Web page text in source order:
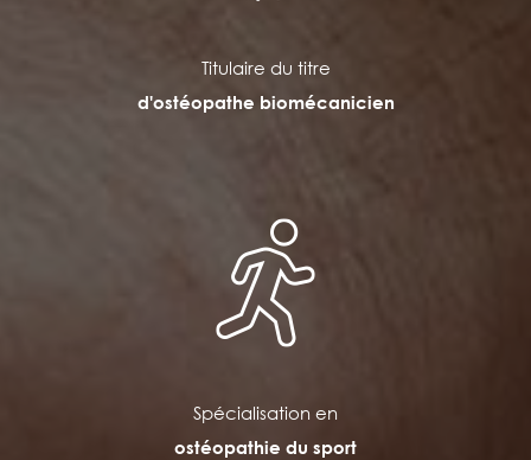
Titulaire du titre
d'ostéopathe biomécanicien
Spécialisation en
ostéopathie du sport